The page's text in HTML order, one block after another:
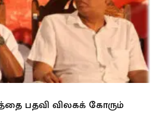
பதவி விலகக் கோரும்